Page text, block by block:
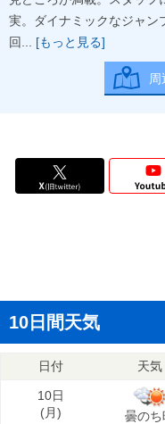
実。ダイナミックなジャン
回... [もっと見る]
10日間天気
日付 天気
10日
(月) 曇のち